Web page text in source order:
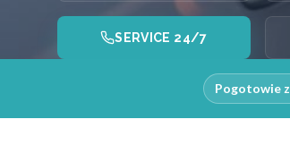
SERVICE 24/7
Pogotowie